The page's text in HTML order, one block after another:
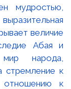
мудростью,
величие
Абая и
народа,
стремление к
отношению к